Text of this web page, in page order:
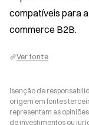
compatíveis para
commerce B2B.
Ver fonte
Isenção de
origem em fontes
representam as
de investimentos ou